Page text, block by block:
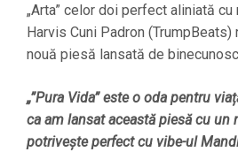
„Arta” celor doi perfect aliniată
Harvis Cuni Padron
nouă piesă lansată de
„”Pura Vida” este o oda pentru
ca am lansat această piesă cu un
potrivește perfect cu vibe-ul